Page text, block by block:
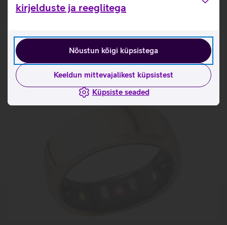
kirjelduste ja reeglitega
Nõustun kõigi küpsistega
Keeldun mittevajalikest küpsistest
Küpsiste seaded
Tutvu nutisõrmuse RingConn Gen 2 omaduste ja
kasutusviisidega tootja kodulehel
Seotud artiklid ja videod